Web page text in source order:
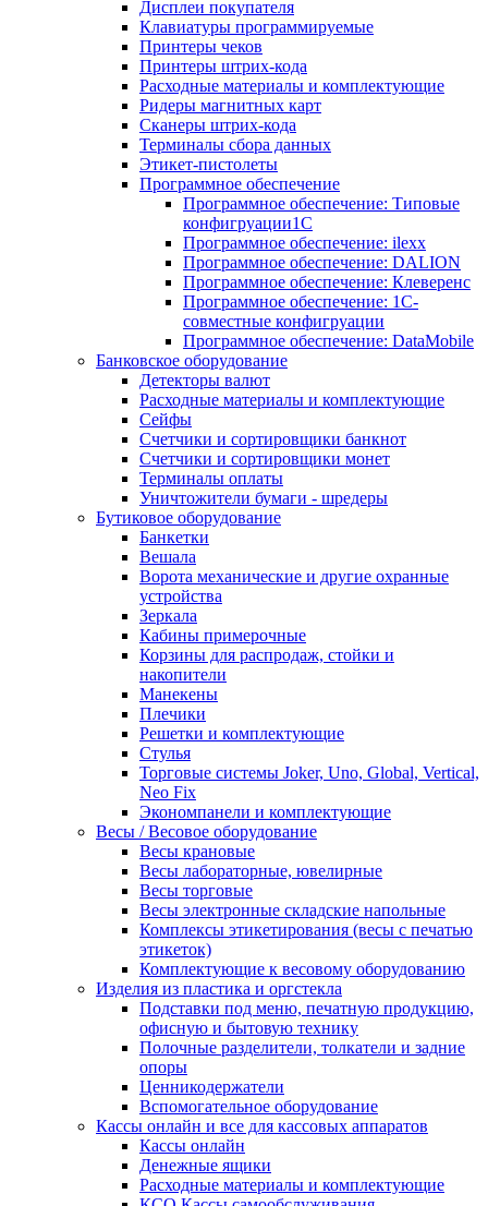
Дисплеи покупателя
Клавиатуры программируемые
Принтеры чеков
Принтеры штрих-кода
Расходные материалы и комплектующие
Ридеры магнитных карт
Сканеры штрих-кода
Терминалы сбора данных
Этикет-пистолеты
Программное обеспечение
Программное обеспечение: Типовые
конфигруации1С
Программное обеспечение: ilexx
Программное обеспечение: DALION
Программное обеспечение: Клеверенс
Программное обеспечение: 1С-
совместные конфигруации
Программное обеспечение: DataMobile
Банковское оборудование
Детекторы валют
Расходные материалы и комплектующие
Сейфы
Счетчики и сортировщики банкнот
Счетчики и сортировщики монет
Терминалы оплаты
Уничтожители бумаги - шредеры
Бутиковое оборудование
Банкетки
Вешала
Ворота механические и другие охранные
устройства
Зеркала
Кабины примерочные
Корзины для распродаж, стойки и
накопители
Манекены
Плечики
Решетки и комплектующие
Стулья
Торговые системы Joker, Uno, Global, Vertical,
Neo Fix
Экономпанели и комплектующие
Весы / Весовое оборудование
Весы крановые
Весы лабораторные, ювелирные
Весы торговые
Весы электронные складские напольные
Комплексы этикетирования (весы с печатью
этикеток)
Комплектующие к весовому оборудованию
Изделия из пластика и оргстекла
Подставки под меню, печатную продукцию,
офисную и бытовую технику
Полочные разделители, толкатели и задние
опоры
Ценникодержатели
Вспомогательное оборудование
Кассы онлайн и все для кассовых аппаратов
Кассы онлайн
Денежные ящики
Расходные материалы и комплектующие